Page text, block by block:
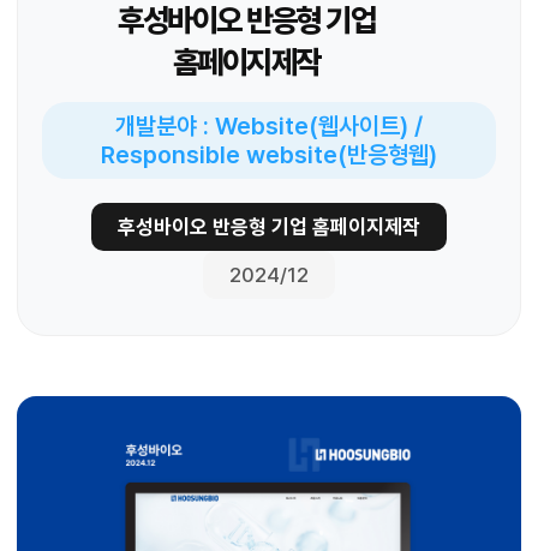
후성바이오 반응형 기업
홈페이지제작
개발분야 : Website(웹사이트) /
Responsible website(반응형웹)
후성바이오 반응형 기업 홈페이지제작
2024/12